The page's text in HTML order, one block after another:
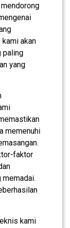
akan
paling
yang
memenuhi
faktor
kami